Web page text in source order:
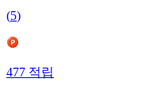
(5)
477 적립